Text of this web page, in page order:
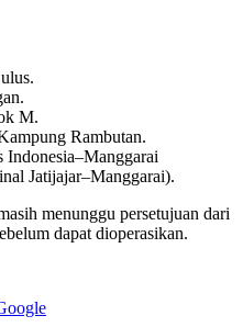
M.
Rambutan.
Indonesia–Manggarai
Jatijajar–Manggarai).
menunggu persetujuan dari
dapat dioperasikan.